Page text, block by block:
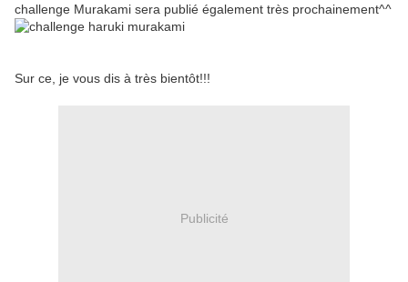
challenge Murakami sera publié également très prochainement^^
Sur ce, je vous dis à très bientôt!!!
Publicité